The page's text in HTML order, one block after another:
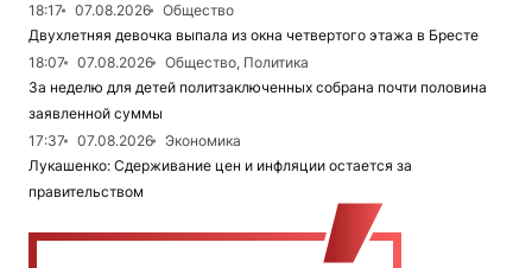
18:17
07.08.2026
Общество
Двухлетняя девочка выпала из окна четвертого этажа в Бресте
18:07
07.08.2026
Общество, Политика
За неделю для детей политзаключенных собрана почти половина
заявленной суммы
17:37
07.08.2026
Экономика
Лукашенко: Сдерживание цен и инфляции остается за
правительством